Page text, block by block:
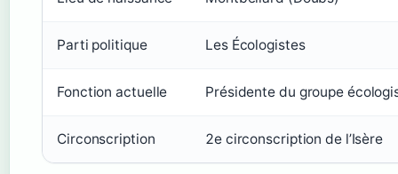
Parti politique Les Écologistes
Fonction actuelle Présidente du groupe
Circonscription 2e circonscription de l’Isère